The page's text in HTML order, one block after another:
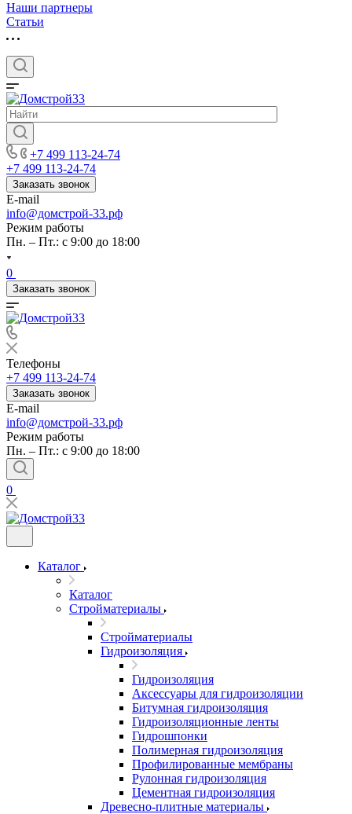
Наши партнеры
Статьи
+7 499 113-24-74
+7 499 113-24-74
Заказать звонок
E-mail
info@домстрой-33.рф
Режим работы
Пн. – Пт.: с 9:00 до 18:00
0
Заказать звонок
Телефоны
+7 499 113-24-74
Заказать звонок
E-mail
info@домстрой-33.рф
Режим работы
Пн. – Пт.: с 9:00 до 18:00
0
Каталог
Каталог
Стройматериалы
Стройматериалы
Гидроизоляция
Гидроизоляция
Аксессуары для гидроизоляции
Битумная гидроизоляция
Гидроизоляционные ленты
Гидрошпонки
Полимерная гидроизоляция
Профилированные мембраны
Рулонная гидроизоляция
Цементная гидроизоляция
Древесно-плитные материалы